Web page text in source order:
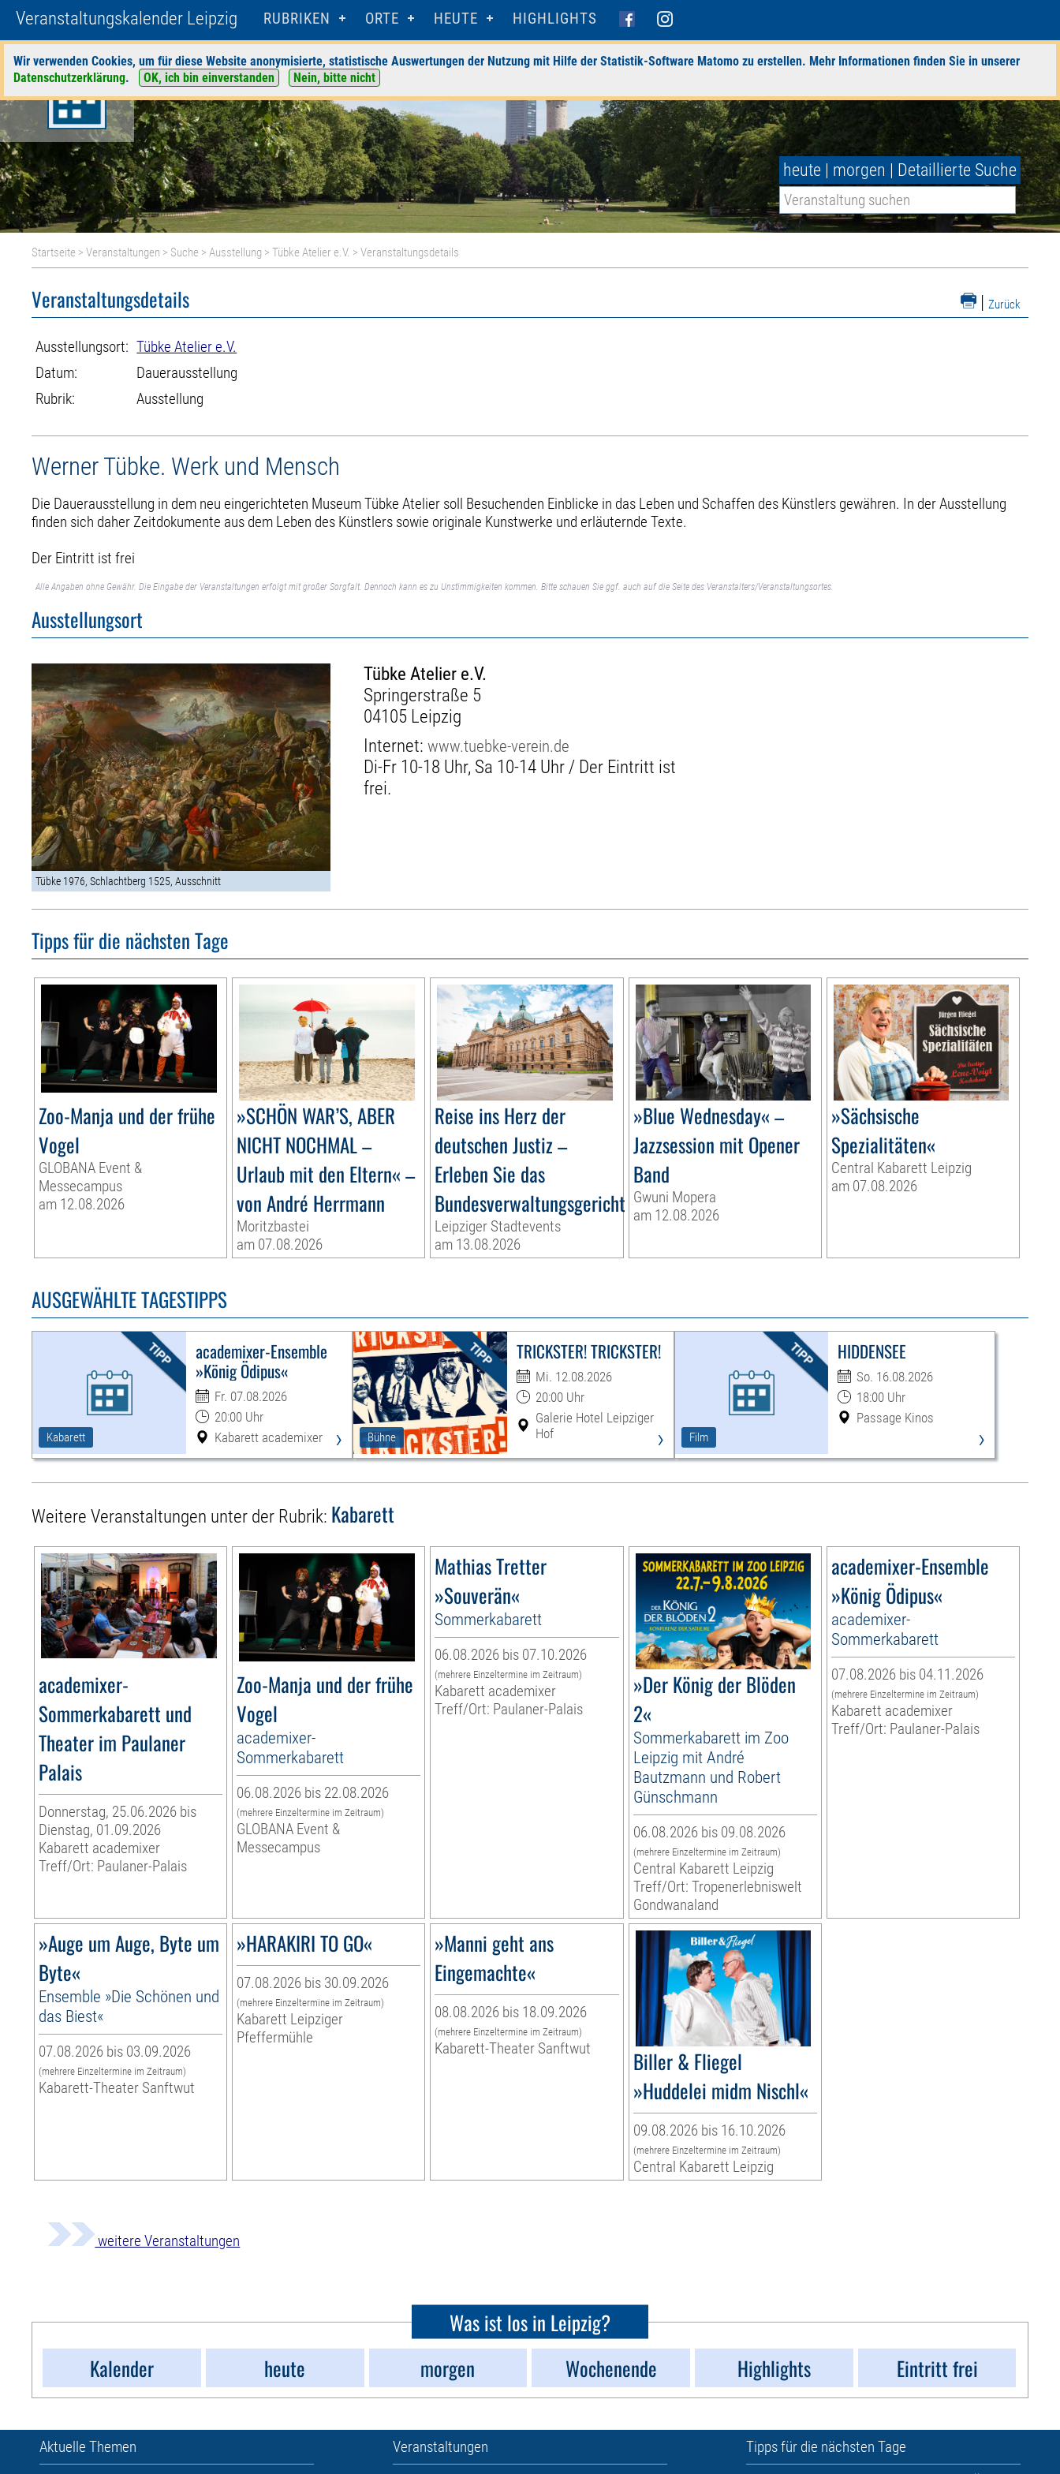
Veranstaltungskalender Leipzig RUBRIKEN ORTE HEUTE HIGHLIGHTS
Wir verwenden Cookies, um für diese Website anonymisierte, statistische Auswertungen der Nutzung mit Hilfe der Statistik-Software Matomo zu erstellen. Mehr Informationen finden Sie in unserer
Datenschutzerklärung. OK, ich bin einverstanden Nein, bitte nicht
heute | morgen | Detaillierte Suche
Startseite >Veranstaltungen > Suche >Ausstellung >Tübke Atelier e.V. > Veranstaltungsdetails
| Zurück
Veranstaltungsdetails
Ausstellungsort: Tübke Atelier e.V.
Datum:
Dauerausstellung
Rubrik:
Ausstellung
Werner Tübke. Werk und Mensch
Die Dauerausstellung in dem neu eingerichteten Museum Tübke Atelier soll Besuchenden Einblicke in das Leben und Schaffen des Künstlers gewähren. In der Ausstellung
finden sich daher Zeitdokumente aus dem Leben des Künstlers sowie originale Kunstwerke und erläuternde Texte.
Der Eintritt ist frei
Alle Angaben ohne Gewähr. Die Eingabe der Veranstaltungen erfolgt mit großer Sorgfalt. Dennoch kann es zu Unstimmigkeiten kommen. Bitte schauen Sie ggf. auch auf die Seite des Veranstalters/Veranstaltungsortes.
Ausstellungsort
Tübke 1976, Schlachtberg 1525, Ausschnitt
Tübke Atelier e.V.
Springerstraße 5
04105 Leipzig
Internet:www.tuebke-verein.de
Di-Fr 10-18 Uhr, Sa 10-14 Uhr / Der Eintritt ist
frei.
Tipps für die nächsten Tage
Zoo-Manja und der frühe
Vogel
GLOBANA Event &
Messecampus
am 12.08.2026
»SCHÖN WAR’S, ABER
NICHT NOCHMAL –
Urlaub mit den Eltern« –
von André Herrmann
Moritzbastei
am 07.08.2026
Reise ins Herz der
deutschen Justiz –
Erleben Sie das
Bundesverwaltungsgericht
Leipziger Stadtevents
am 13.08.2026
»Blue Wednesday« –
Jazzsession mit Opener
Band
Gwuni Mopera
am 12.08.2026
»Sächsische
Spezialitäten«
Central Kabarett Leipzig
am 07.08.2026
AUSGEWÄHLTE TAGESTIPPS
Kabarett
academixer-Ensemble
»König Ödipus«
Fr. 07.08.2026
20:00 Uhr
Kabarett academixer
› Bühne
TRICKSTER! TRICKSTER!
Mi. 12.08.2026
20:00 Uhr
Galerie Hotel Leipziger
Hof
› Film
HIDDENSEE
So. 16.08.2026
18:00 Uhr
Passage Kinos
›
Weitere Veranstaltungen unter der Rubrik: Kabarett
academixer-
Sommerkabarett und
Theater im Paulaner
Palais
Donnerstag, 25.06.2026 bis
Dienstag, 01.09.2026
Kabarett academixer
Treff/Ort: Paulaner-Palais
Zoo-Manja und der frühe
Vogel
academixer-
Sommerkabarett
06.08.2026 bis 22.08.2026
(mehrere Einzeltermine im Zeitraum)
GLOBANA Event &
Messecampus
Mathias Tretter
»Souverän«
Sommerkabarett
06.08.2026 bis 07.10.2026
(mehrere Einzeltermine im Zeitraum)
Kabarett academixer
Treff/Ort: Paulaner-Palais
»Der König der Blöden
2«
Sommerkabarett im Zoo
Leipzig mit André
Bautzmann und Robert
Günschmann
06.08.2026 bis 09.08.2026
(mehrere Einzeltermine im Zeitraum)
Central Kabarett Leipzig
Treff/Ort: Tropenerlebniswelt
Gondwanaland
academixer-Ensemble
»König Ödipus«
academixer-
Sommerkabarett
07.08.2026 bis 04.11.2026
(mehrere Einzeltermine im Zeitraum)
Kabarett academixer
Treff/Ort: Paulaner-Palais
»Auge um Auge, Byte um
Byte«
Ensemble »Die Schönen und
das Biest«
07.08.2026 bis 03.09.2026
(mehrere Einzeltermine im Zeitraum)
Kabarett-Theater Sanftwut
»HARAKIRI TO GO«
07.08.2026 bis 30.09.2026
(mehrere Einzeltermine im Zeitraum)
Kabarett Leipziger
Pfeffermühle
»Manni geht ans
Eingemachte«
08.08.2026 bis 18.09.2026
(mehrere Einzeltermine im Zeitraum)
Kabarett-Theater Sanftwut
Biller & Fliegel
»Huddelei midm Nischl«
09.08.2026 bis 16.10.2026
(mehrere Einzeltermine im Zeitraum)
Central Kabarett Leipzig
weitere Veranstaltungen
Was ist los in Leipzig?
Kalender
heute morgen Wochenende Highlights Eintritt frei
Aktuelle Themen
Veranstaltungen
Tipps für die nächsten Tage